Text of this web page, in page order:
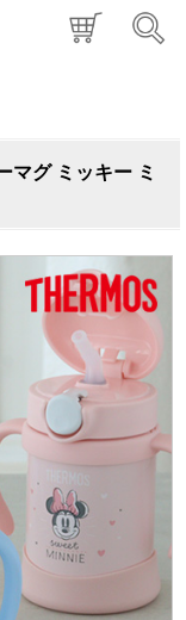
マグ ミッキー ミ